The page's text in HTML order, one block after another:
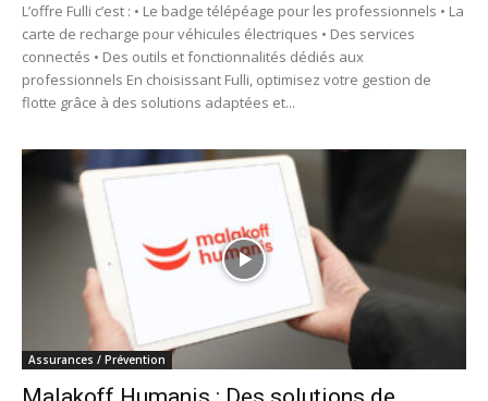
L’offre Fulli c’est : • Le badge télépéage pour les professionnels • La
carte de recharge pour véhicules électriques • Des services
connectés • Des outils et fonctionnalités dédiés aux
professionnels En choisissant Fulli, optimisez votre gestion de
flotte grâce à des solutions adaptées et...
Assurances / Prévention